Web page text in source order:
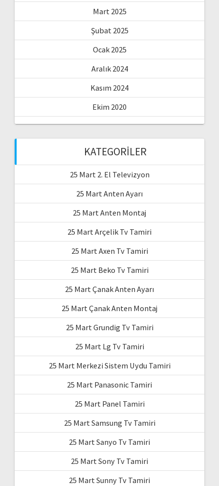
Mart 2025
Şubat 2025
Ocak 2025
Aralık 2024
Kasım 2024
Ekim 2020
KATEGORILER
25 Mart 2. El Televizyon
25 Mart Anten Ayarı
25 Mart Anten Montaj
25 Mart Arçelik Tv Tamiri
25 Mart Axen Tv Tamiri
25 Mart Beko Tv Tamiri
25 Mart Çanak Anten Ayarı
25 Mart Çanak Anten Montaj
25 Mart Grundig Tv Tamiri
25 Mart Lg Tv Tamiri
25 Mart Merkezi Sistem Uydu Tamiri
25 Mart Panasonic Tamiri
25 Mart Panel Tamiri
25 Mart Samsung Tv Tamiri
25 Mart Sanyo Tv Tamiri
25 Mart Sony Tv Tamiri
25 Mart Sunny Tv Tamiri